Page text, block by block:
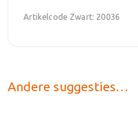
Artikelcode Zwart: 20036
Andere suggesties…